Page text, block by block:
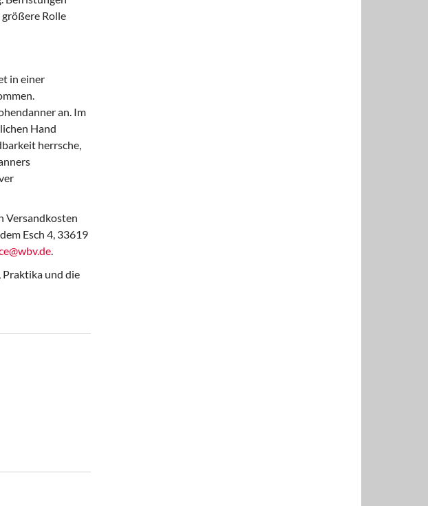
Rolle
in einer
an. Im
Hand
herrsche,
Versandkosten
Esch 4, 33619
.
Praktika und die